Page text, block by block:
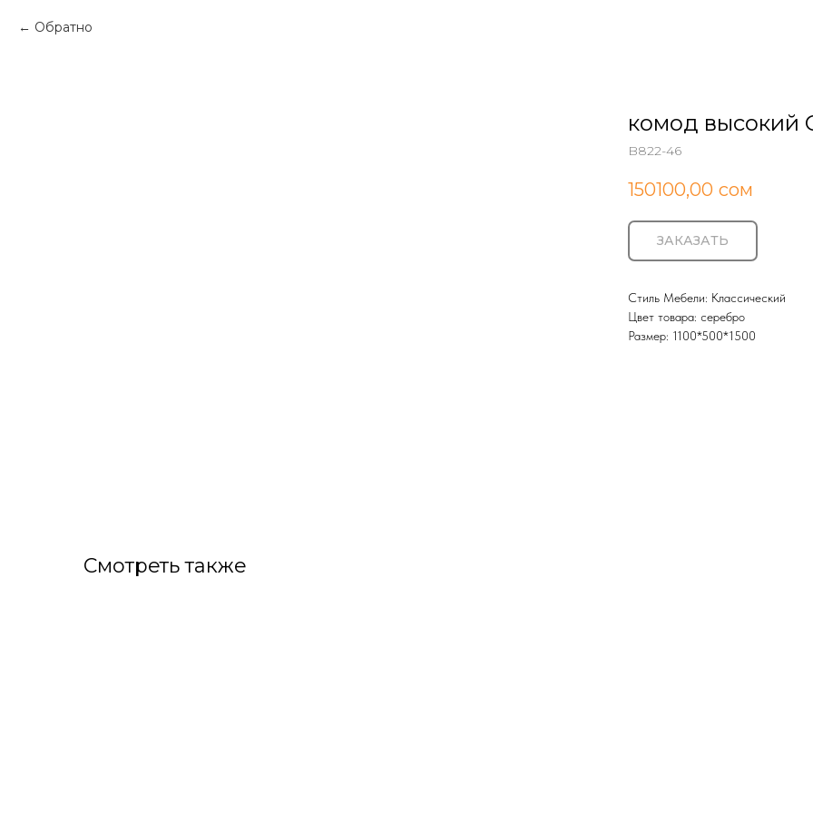
Обратно
комод высокий
B822-46
150100,00 сом
ЗАКАЗАТЬ
Стиль Мебели: Классический
Цвет товара: серебро
Размер: 1100*500*1500
Смотреть также